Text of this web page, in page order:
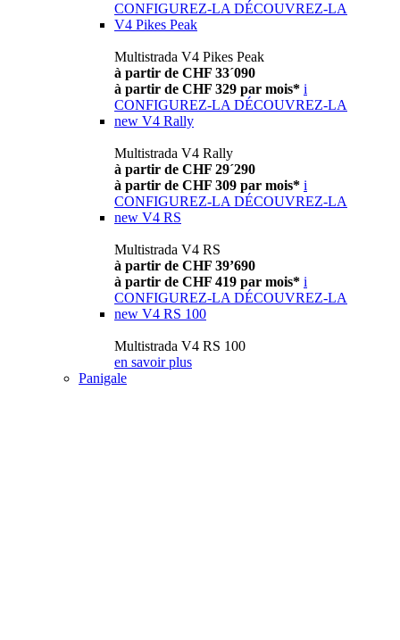
CONFIGUREZ-LA DÉCOUVREZ-LA
V4 Pikes Peak
Multistrada V4 Pikes Peak
à partir de CHF 33´090
à partir de CHF 329 par mois* i
CONFIGUREZ-LA DÉCOUVREZ-LA
new V4 Rally
Multistrada V4 Rally
à partir de CHF 29´290
à partir de CHF 309 par mois* i
CONFIGUREZ-LA DÉCOUVREZ-LA
new V4 RS
Multistrada V4 RS
à partir de CHF 39’690
à partir de CHF 419 par mois* i
CONFIGUREZ-LA DÉCOUVREZ-LA
new V4 RS 100
Multistrada V4 RS 100
en savoir plus
Panigale